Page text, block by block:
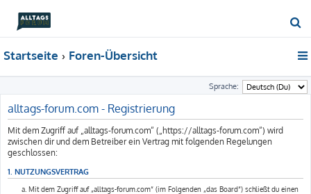
u
c
e
Startseite Foren-Übersicht
Sprache:
alltags-forum.com - Registrierung
Mit dem Zugriff auf „alltags-forum.com“ („https://alltags-forum.com“) wird
zwischen dir und dem Betreiber ein Vertrag mit folgenden Regelungen
geschlossen:
1. NUTZUNGSVERTRAG
Mit dem Zugriff auf „alltags-forum.com“ (im Folgenden „das Board“) schließt du einen